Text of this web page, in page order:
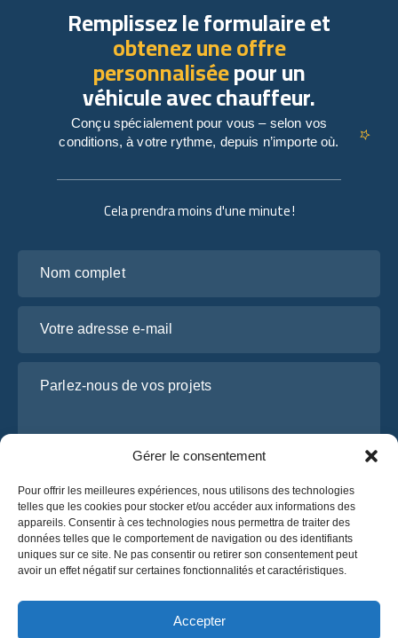
Gérer le consentement
Pour offrir les meilleures expériences, nous utilisons des technologies
telles que les cookies pour stocker et/ou accéder aux informations des
appareils. Consentir à ces technologies nous permettra de traiter des
données telles que le comportement de navigation ou des identifiants
uniques sur ce site. Ne pas consentir ou retirer son consentement peut
avoir un effet négatif sur certaines fonctionnalités et caractéristiques.
Accepter
Cela prendra moins d'une minute !
J’ai lu et j’accepte lapolitique de confidentialité
d’OsaBus.
Obtenez un devis
Obtenez un devis
Remplissez le formulaire et
obtenez une offre
personnaliséepour un
véhicule avec chauffeur.
Conçu spécialement pour vous – selon vos
conditions, à votre rythme, depuis n’importe où.